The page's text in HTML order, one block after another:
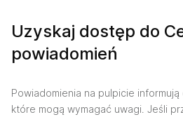
Uzyskaj dostęp do
powiadomień
Powiadomienia na pulpicie
które mogą wymagać uwagi. Jeśli